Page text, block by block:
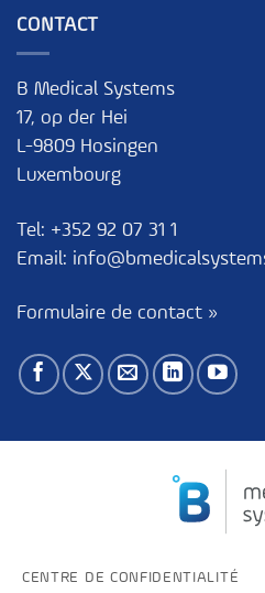
CONTACT
B Medical Systems
17, op der Hei
L-9809 Hosingen
Luxembourg
Tel: +352 92 07 31 1
Email:
Formulaire de contact »
CENTRE DE CONFIDENTIALITÉ